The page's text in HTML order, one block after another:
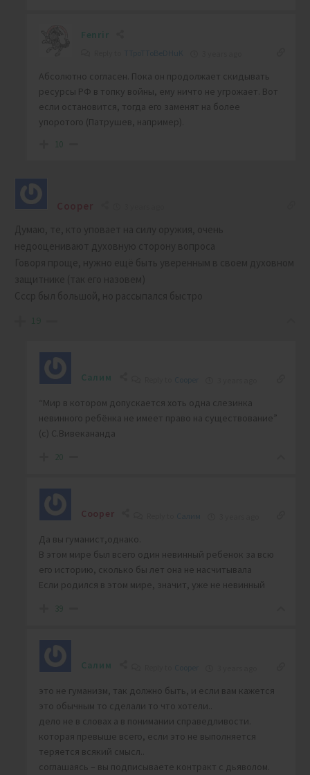
Fenrir
Абсолютно согласен. Пока он продолжает скидывать
ресурсы РФ в топку войны, ему ничто не угрожает. Вот
если остановится, тогда его заменят на более
упоротого (Патрушев, например).
10
Cooper
19
Салим
“Мир в котором допускается хоть одна слезинка
невинного ребёнка не имеет право на существование”
(c) C.Вивекананда
20
Cooper
Да вы гуманист,однако.
В этом мире был всего один невинный ребенок за всю
его историю, сколько бы лет она не насчитывала
Если родился в этом мире, значит, уже не невинный
39
Салим
это не гуманизм, так должно быть, и если вам кажется
это обычным то сделали то что хотели..
дело не в словах а в понимании справедливости.
которая превыше всего, если это не выполняется
теряется всякий смысл..
соглашаясь – вы подписываете контракт с дьяволом.